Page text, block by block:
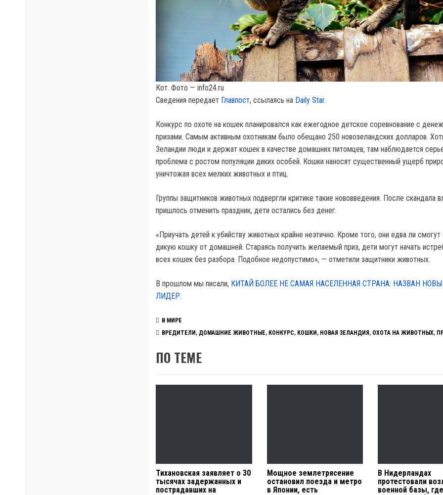
Кот. Фото — info24.ru
Сведения передает Главпост, ссылаясь на Daily Star.
Конкурс по охоте на кошек планировался как ежегодное детское соревнование с
призами. Самым активным охотникам было обещано 250 новозеландских долларов.
Зеландии люди и держат кошек в качестве домашних питомцев, там наблюдается
проблема с ростом популяции диких особей. Кошки наносят существенный ущерб
уничтожая всех мелких животных и птиц.
Группы защитников животных подвергли критике такие нововведения. После скандала
пришлось отменить праздник, дети остались без денег.
«Приучать детей к убийству животных крайне неэтично. Кроме того, они едва ли смогут
дикую кошку от домашней. Стараясь получить желаемый приз, дети могут начать
всех кошек без разбора. Подобное недопустимо», — отметили защитники животных.
В прошлом мы писали, КИТАЙ БОЛЕЕ НЕ САМАЯ НАСЕЛЕННАЯ СТРАНА: НАЗВАН
ЛИДЕР.
В МИРЕ
ВРЕДИТЕЛИ, ДОМАШНИЕ ЖИВОТНЫЕ, КОНКУРС, КОШКИ, НОВАЯ ЗЕЛАНДИЯ, ОХОТА НА ЖИВОТНЫХ,
ПО ТЕМЕ
Тихановская заявляет о 30
тысячах задержанных и
пострадавших на
Мощное землетрясение
остановил поезда и метро
в Японии, есть
В Нидерландах
протестовали
военной базы,